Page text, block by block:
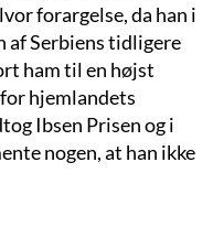
forargelse, da han i
af Serbiens tidligere
ham til en højst
hjemlandets
Ibsen Prisen og i
nogen, at han ikke